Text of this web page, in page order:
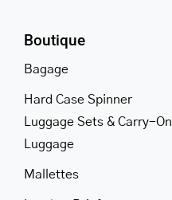
Boutique
Bagage
Hard Case Spinner
Luggage Sets & Carry-On
Luggage
Mallettes